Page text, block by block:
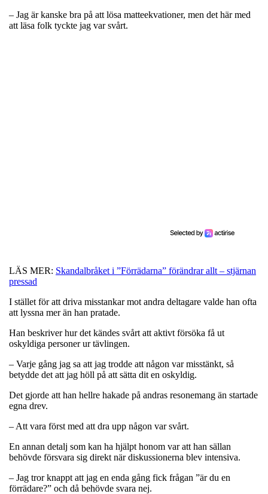
– Jag är kanske bra på att lösa matteekvationer, men det här med
att läsa folk tyckte jag var svårt.
LÄS MER: Skandalbråket i ”Förrädarna” förändrar allt – stjärnan
pressad
I stället för att driva misstankar mot andra deltagare valde han ofta
att lyssna mer än han pratade.
Han beskriver hur det kändes svårt att aktivt försöka få ut
oskyldiga personer ur tävlingen.
– Varje gång jag sa att jag trodde att någon var misstänkt, så
betydde det att jag höll på att sätta dit en oskyldig.
Det gjorde att han hellre hakade på andras resonemang än startade
egna drev.
– Att vara först med att dra upp någon var svårt.
En annan detalj som kan ha hjälpt honom var att han sällan
behövde försvara sig direkt när diskussionerna blev intensiva.
– Jag tror knappt att jag en enda gång fick frågan ”är du en
förrädare?” och då behövde svara nej.